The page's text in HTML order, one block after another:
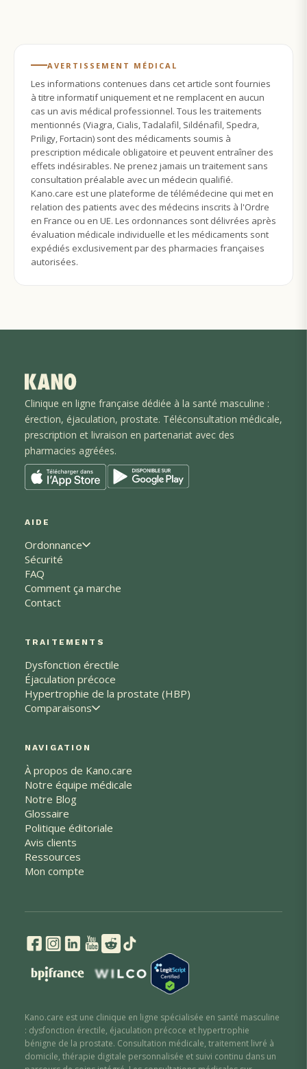
AVERTISSEMENT MÉDICAL
Les informations contenues dans cet article sont fournies
à titre informatif uniquement et ne remplacent en aucun
cas un avis médical professionnel. Tous les traitements
mentionnés (Viagra, Cialis, Tadalafil, Sildénafil, Spedra,
Priligy, Fortacin) sont des médicaments soumis à
prescription médicale obligatoire et peuvent entraîner des
effets indésirables. Ne prenez jamais un traitement sans
consultation préalable avec un médecin qualifié.
Kano.care est une plateforme de télémédecine qui met en
relation des patients avec des médecins inscrits à l'Ordre
en France ou en UE. Les ordonnances sont délivrées après
évaluation médicale individuelle et les médicaments sont
expédiés exclusivement par des pharmacies françaises
autorisées.
Clinique en ligne française dédiée à la santé masculine :
érection, éjaculation, prostate. Téléconsultation médicale,
prescription et livraison en partenariat avec des
pharmacies agréées.
AIDE
Ordonnance
Sécurité
FAQ
Comment ça marche
Contact
TRAITEMENTS
Dysfonction érectile
Éjaculation précoce
Hypertrophie de la prostate (HBP)
Comparaisons
NAVIGATION
À propos de Kano.care
Notre équipe médicale
Notre Blog
Glossaire
Politique éditoriale
Avis clients
Ressources
Mon compte
Kano.care est une clinique en ligne spécialisée en santé masculine
: dysfonction érectile, éjaculation précoce et hypertrophie
bénigne de la prostate. Consultation médicale, traitement livré à
domicile, thérapie digitale personnalisée et suivi continu dans un